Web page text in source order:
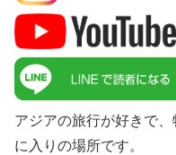
アジアの旅行が好きで
に入りの場所です。